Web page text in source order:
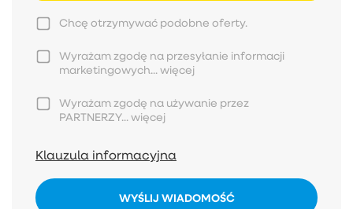
Chcę otrzymywać podobne oferty.
Wyrażam zgodę na przesyłanie informacji
marketingowych...więcej
Wyrażam zgodę na używanie przez
PARTNERZY...więcej
Klauzula informacyjna
WYŚLIJ WIADOMOŚĆ